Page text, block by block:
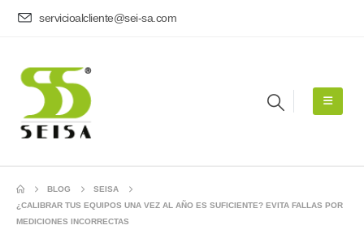
servicioalcliente@sei-sa.com
BLOG
SEISA
¿CALIBRAR TUS EQUIPOS UNA VEZ AL AÑO ES SUFICIENTE? EVITA FALLAS POR
MEDICIONES INCORRECTAS